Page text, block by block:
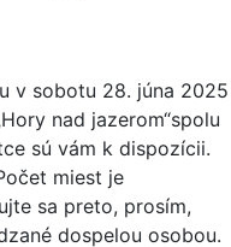
v sobotu 28. júna 2025
nad jazerom“spolu
sú vám k dispozícii.
miest je
sa preto, prosím,
dospelou osobou.